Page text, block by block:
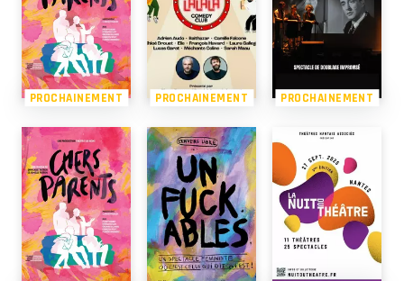
PROCHAINEMENT PROCHAINEMENT PROCHAINEMENT